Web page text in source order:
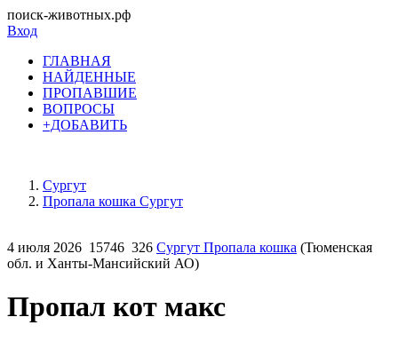
поиск-животных.рф
Вход
ГЛАВНАЯ
НАЙДЕННЫЕ
ПРОПАВШИЕ
ВОПРОСЫ
+ДОБАВИТЬ
Сургут
Пропала кошка Сургут
4 июля 2026 15746 326 Сургут Пропала кошка (Тюменская
обл. и Ханты-Мансийский АО)
Пропал кот макс